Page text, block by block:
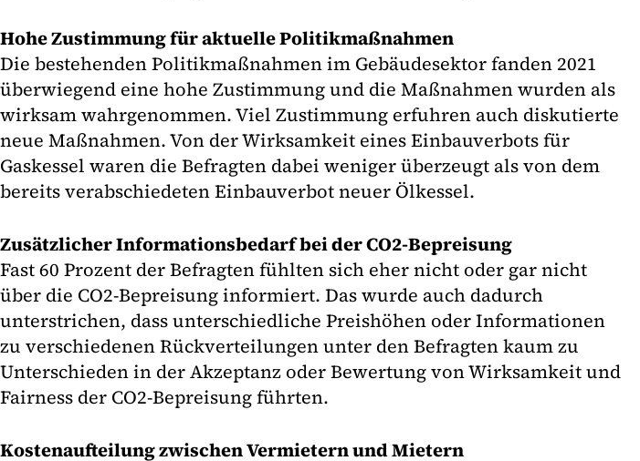
Hohe Zustimmung für aktuelle Politikmaßnahmen
Die bestehenden Politikmaßnahmen im Gebäudesektor fanden 2021
überwiegend eine hohe Zustimmung und die Maßnahmen wurden als
wirksam wahrgenommen. Viel Zustimmung erfuhren auch diskutierte
neue Maßnahmen. Von der Wirksamkeit eines Einbauverbots für
Gaskessel waren die Befragten dabei weniger überzeugt als von dem
bereits verabschiedeten Einbauverbot neuer Ölkessel.
Zusätzlicher Informationsbedarf bei der CO2-Bepreisung
Fast 60 Prozent der Befragten fühlten sich eher nicht oder gar nicht
über die CO2-Bepreisung informiert. Das wurde auch dadurch
unterstrichen, dass unterschiedliche Preishöhen oder Informationen
zu verschiedenen Rückverteilungen unter den Befragten kaum zu
Unterschieden in der Akzeptanz oder Bewertung von Wirksamkeit und
Fairness der CO2-Bepreisung führten.
Kostenaufteilung zwischen Vermietern und Mietern